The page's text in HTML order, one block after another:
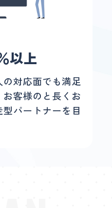
以上
対応面でも満足
客様のと長くお
パートナーを目